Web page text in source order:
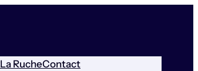
La RucheContact